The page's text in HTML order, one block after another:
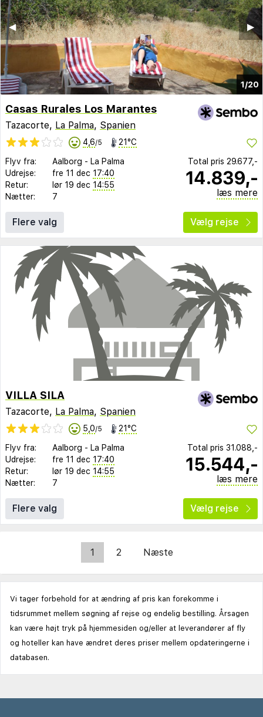
1/20
▶︎
◀︎
Casas Rurales Los Marantes
Tazacorte, La Palma, Spanien
4,6/5 21°C
Flyv fra: Aalborg - La Palma
Udrejse:
fre 11 dec 17:40
Retur:
lør 19 dec 14:55
Nætter:
7
Total pris 29.677,-
14.839,-
læs mere
Flere valg Vælg rejse
VILLA SILA
Tazacorte, La Palma, Spanien
5,0/5 21°C
Flyv fra: Aalborg - La Palma
Udrejse:
fre 11 dec 17:40
Retur:
lør 19 dec 14:55
Nætter:
7
Total pris 31.088,-
15.544,-
læs mere
Flere valg Vælg rejse
1 2 Næste
Vi tager forbehold for at ændring af pris kan forekomme i
tidsrummet mellem søgning af rejse og endelig bestilling. Årsagen
kan være højt tryk på hjemmesiden og/eller at leverandører af fly
og hoteller kan have ændret deres priser mellem opdateringerne i
databasen.